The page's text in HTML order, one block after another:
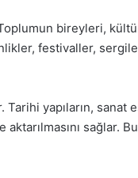
Toplumun bireyleri,
festivaller,
Tarihi yapıların, sanat
sağlar.